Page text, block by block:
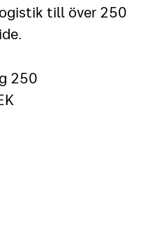
till över 250
250